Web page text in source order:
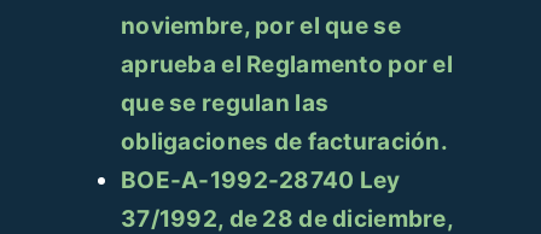
noviembre, por el que se
aprueba el Reglamento por el
que se regulan las
obligaciones de facturación.
BOE-A-1992-28740 Ley
37/1992, de 28 de diciembre,